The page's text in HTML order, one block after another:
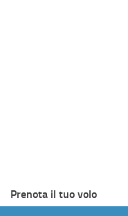
Prenota il tuo volo